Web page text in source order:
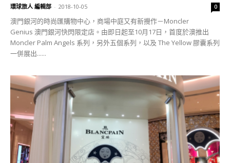
環球旅人 編輯部 - 2018-10-05 0
澳門銀河的時尚匯購物中心，商場中庭又有新攪作－Moncler
Genius 澳門銀河快閃限定店。由即日起至10月17日，首度於澳推出
Moncler Palm Angels 系列，另外五個系列，以及 The Yellow 膠囊系列
一併展出......